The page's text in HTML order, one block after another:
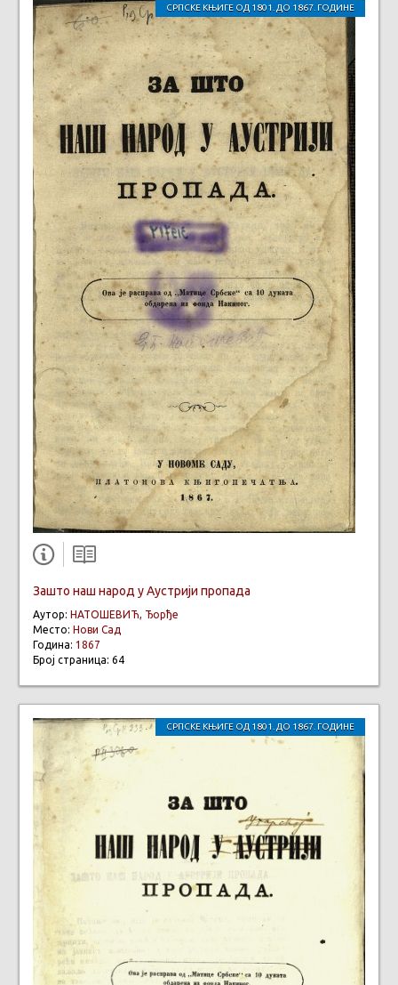
СРПСКЕ КЊИГЕ ОД 1801. ДО 1867. ГОДИНЕ
Зашто наш народ у Аустрији пропада
Аутор: НАТОШЕВИЋ, Ђорђе
Место: Нови Сад
Година: 1867
Број страница: 64
СРПСКЕ КЊИГЕ ОД 1801. ДО 1867. ГОДИНЕ